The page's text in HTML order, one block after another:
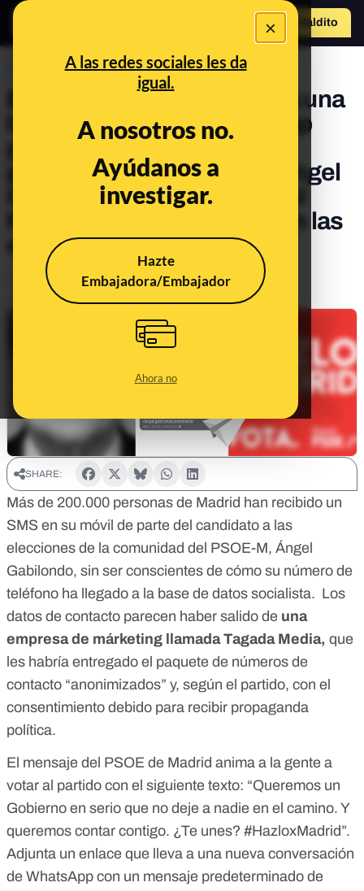
×
A las redes sociales les da
igual.
A nosotros no.
Ayúdanos a
investigar.
Hazte
Embajadora/Embajador
Ahora no
Hazte Maldito
PREBUNKING
El PSOE de Madrid compra una
base de datos a una start-up
para enviar SMS con
propaganda electoral de Ángel
Gabilondo tras denunciar el
PSOE al PP por lo mismo en las
elecciones del 10N
Tecnología
Publicado elApr 20, 2021, 8:04:45 PM
SHARE:
Más de 200.000 personas de Madrid han recibido un
SMS en su móvil de parte del candidato a las
elecciones de la comunidad del PSOE-M, Ángel
Gabilondo, sin ser conscientes de cómo su número de
teléfono ha llegado a la base de datos socialista. Los
datos de contacto parecen haber salido de una
empresa de márketing llamada Tagada Media, que
les habría entregado el paquete de números de
contacto “anonimizados” y, según el partido, con el
consentimiento debido para recibir propaganda
política.
El mensaje del PSOE de Madrid anima a la gente a
votar al partido con el siguiente texto: “Queremos un
Gobierno en serio que no deje a nadie en el camino. Y
queremos contar contigo. ¿Te unes? #HazloxMadrid”.
Adjunta un enlace que lleva a una nueva conversación
de WhatsApp con un mensaje predeterminado de